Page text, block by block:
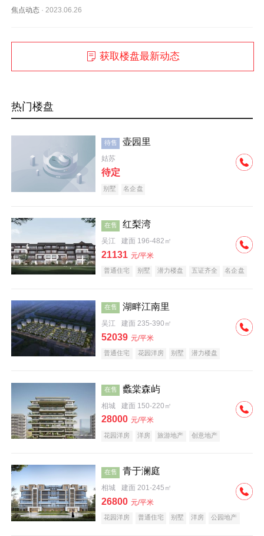
焦点动态 ·2023.06.26
获取楼盘最新动态
热门楼盘
待售 壶园里
姑苏
待定
别墅 名企盘
在售 红梨湾
吴江 建面 196-482㎡
21131 元/平米
普通住宅 别墅 潜力楼盘 五证齐全
名企盘
在售 湖畔江南里
吴江 建面 235-390㎡
52039 元/平米
普通住宅 花园洋房 别墅
潜力楼盘
在售 蠡棠森屿
相城 建面 150-220㎡
28000 元/平米
花园洋房 洋房 旅游地产
创意地产
在售
青于澜庭
相城 建面 201-245㎡
26800 元/平米
花园洋房 普通住宅 别墅 洋房
公园地产